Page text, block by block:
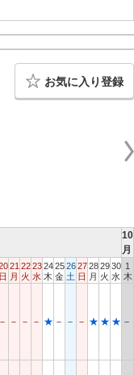
お気に入り登録
10
月
日
21
月
22
火
23
水
24
木
25
金
26
土
27
日
28
月
29
火
30
水
1
木
－ － － － ★ － － － ★ ★ ★ －